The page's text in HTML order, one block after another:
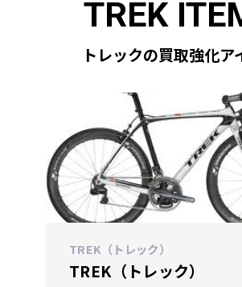
トレックの買取強化ア
TREK（トレック）
TREK（トレック）